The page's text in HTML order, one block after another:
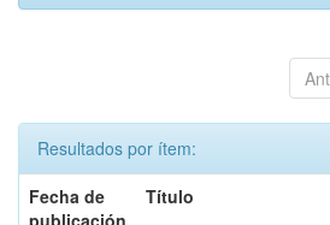
Resultados por ítem:
Fecha de
publicación
Título